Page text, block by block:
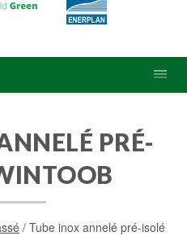
PRÉ-
/ Tube inox annelé pré-isolé